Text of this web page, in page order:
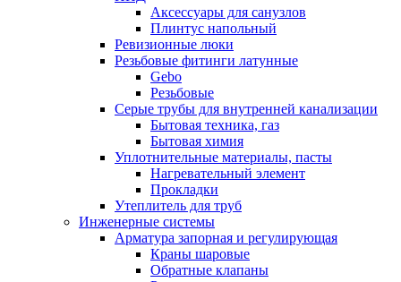
Аксессуары для санузлов
Плинтус напольный
Ревизионные люки
Резьбовые фитинги латунные
Gebo
Резьбовые
Серые трубы для внутренней канализации
Бытовая техника, газ
Бытовая химия
Уплотнительные материалы, пасты
Нагревательный элемент
Прокладки
Утеплитель для труб
Инженерные системы
Арматура запорная и регулирующая
Краны шаровые
Обратные клапаны